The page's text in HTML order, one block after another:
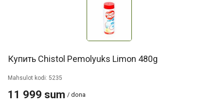
Купить Chistol Pemolyuks Limon 480g
Mahsulot kodi: 5235
11 999 sum / dona